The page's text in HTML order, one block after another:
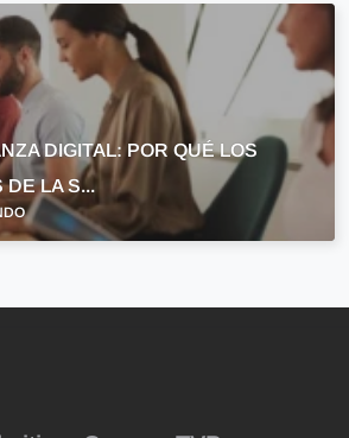
DIGITAL: POR QUÉ LOS
DE LA S...